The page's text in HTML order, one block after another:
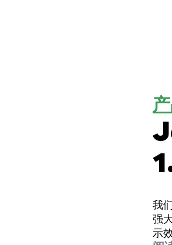
我们
强
示